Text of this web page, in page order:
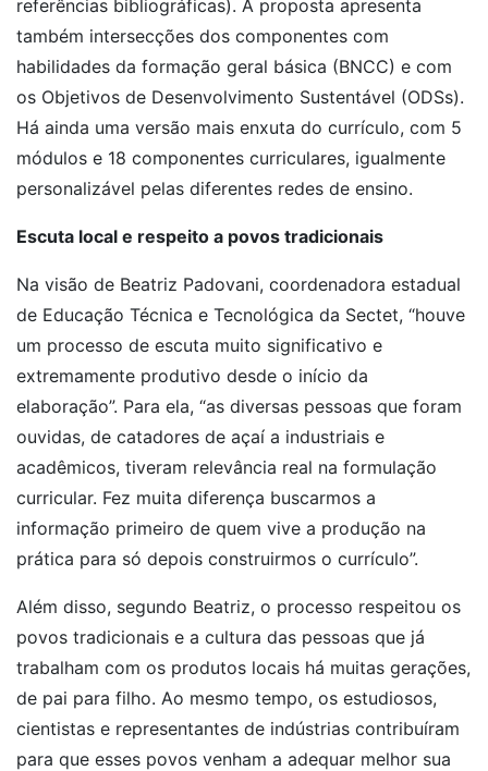
referências bibliográficas). A proposta apresenta
também intersecções dos componentes com
habilidades da formação geral básica (BNCC) e com
os Objetivos de Desenvolvimento Sustentável (ODSs).
Há ainda uma versão mais enxuta do currículo, com 5
módulos e 18 componentes curriculares, igualmente
personalizável pelas diferentes redes de ensino.
Escuta local e respeito a povos tradicionais
Na visão de Beatriz Padovani, coordenadora estadual
de Educação Técnica e Tecnológica da Sectet, “houve
um processo de escuta muito significativo e
extremamente produtivo desde o início da
elaboração”. Para ela, “as diversas pessoas que foram
ouvidas, de catadores de açaí a industriais e
acadêmicos, tiveram relevância real na formulação
curricular. Fez muita diferença buscarmos a
informação primeiro de quem vive a produção na
prática para só depois construirmos o currículo”.
Além disso, segundo Beatriz, o processo respeitou os
povos tradicionais e a cultura das pessoas que já
trabalham com os produtos locais há muitas gerações,
de pai para filho. Ao mesmo tempo, os estudiosos,
cientistas e representantes de indústrias contribuíram
para que esses povos venham a adequar melhor sua